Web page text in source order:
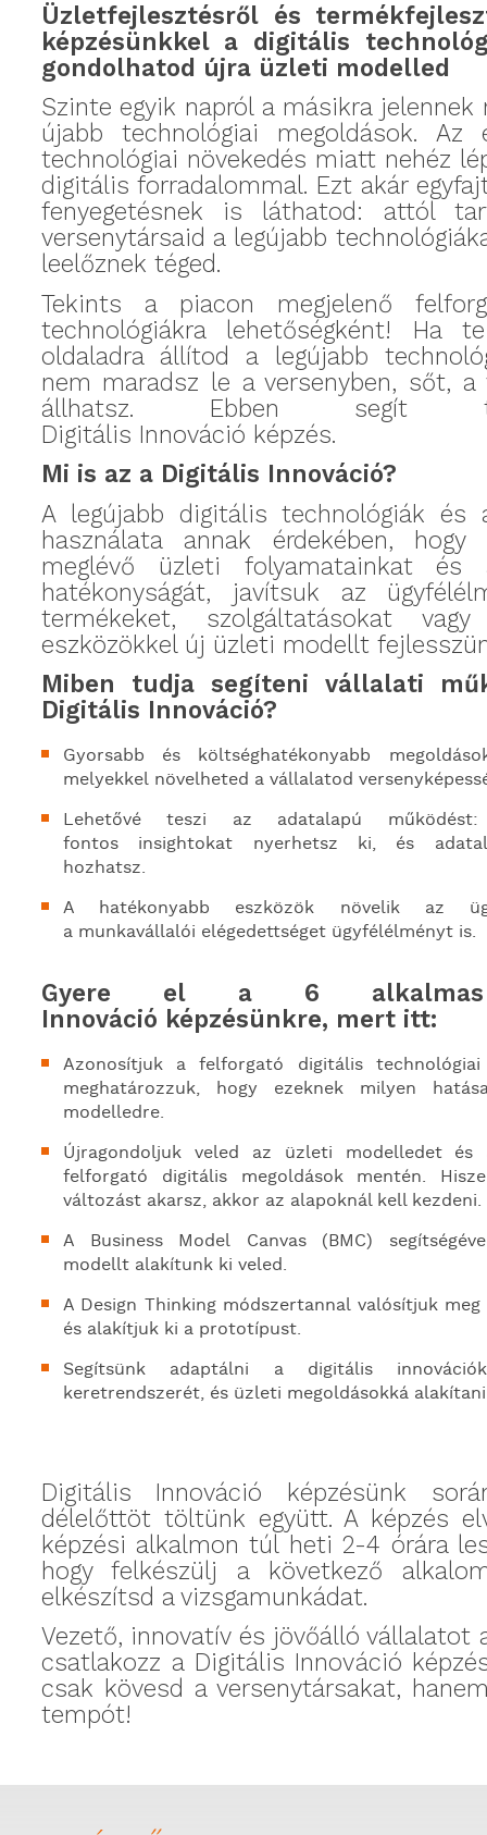
Üzletfejlesztésről és
képzésünkkel a digitális
gondolhatod újra üzleti modelled
Szinte egyik napról a másikra jelennek
újabb technológiai megoldások. Az
technológiai növekedés miatt nehéz
digitális forradalommal. Ezt akár
fenyegetésnek is láthatod: attól
versenytársaid a legújabb
leelőznek téged.
Tekints a piacon megjelenő
technológiákra lehetőségként! Ha
oldaladra állítod a legújabb
nem maradsz le a versenyben, sőt, a
állhatsz. Ebben segít
Digitális Innováció képzés.
Mi is az a Digitális Innováció?
A legújabb digitális technológiák és
használata annak érdekében,
meglévő üzleti folyamatainkat és
hatékonyságát, javítsuk az
termékeket, szolgáltatásokat
eszközökkel új üzleti modellt
Miben tudja segíteni vállalati
Digitális Innováció?
Gyorsabb és költséghatékonyabb
melyekkel növelheted a vállalatod
Lehetővé teszi az adatalapú működést:
fontos insightokat nyerhetsz ki, és
hozhatsz.
A hatékonyabb eszközök növelikaz
a munkavállalói elégedettségetügyfélélményt is.
Gyere el a 6 alkalmas
Innováció képzésünkre, mert itt:
Azonosítjuk afelforgató digitális technológiai
meghatározzuk, hogy ezeknek milyen
modelledre.
Újragondoljukveled az üzleti modelledetés
felforgató digitális megoldások mentén.
változást akarsz, akkor az alapoknál kell kezdeni.
A Business Model Canvas(BMC)
modelltalakítunk ki veled.
A Design Thinkingmódszertannal valósítjuk
és alakítjuk ki a prototípust.
Segítsünk adaptálni a digitális innovációk
keretrendszerét,és üzleti megoldásokká
Digitális Innováció képzésünk
délelőttöt töltünk együtt. A képzés
képzési alkalmon túl heti 2-4 órára
hogy felkészülj a következő
elkészítsd a vizsgamunkádat.
Vezető, innovatív és jövőálló vállalatot
csatlakozz a Digitális Innováció
csak kövesd a versenytársakat,
tempót!